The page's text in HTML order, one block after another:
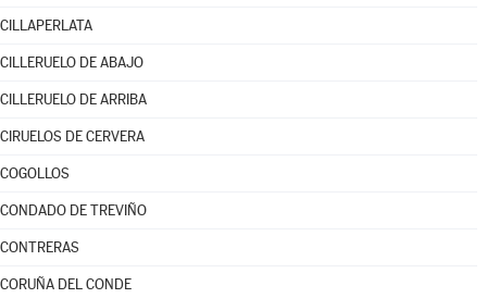
CILLAPERLATA
CILLERUELO DE ABAJO
CILLERUELO DE ARRIBA
CIRUELOS DE CERVERA
COGOLLOS
CONDADO DE TREVIÑO
CONTRERAS
CORUÑA DEL CONDE